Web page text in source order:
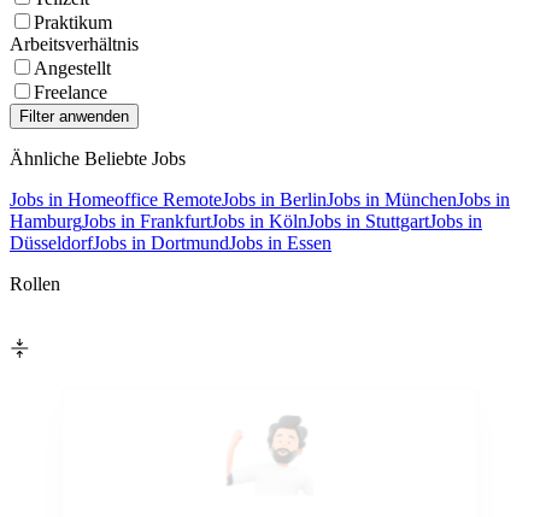
Praktikum
Arbeitsverhältnis
Angestellt
Freelance
Ähnliche Beliebte Jobs
Jobs in Homeoffice RemoteJobs in BerlinJobs in MünchenJobs in
HamburgJobs in FrankfurtJobs in KölnJobs in StuttgartJobs in
DüsseldorfJobs in DortmundJobs in Essen
Rollen